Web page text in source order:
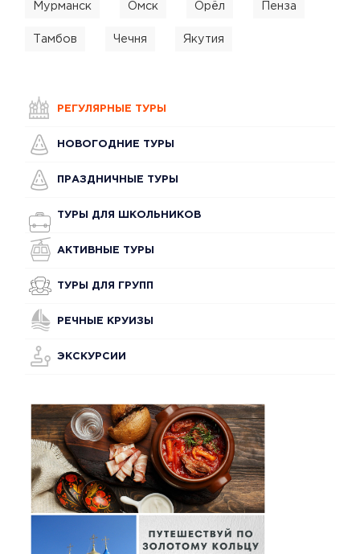
Мурманск Омск Орёл Пенза
Тамбов Чечня Якутия
РЕГУЛЯРНЫЕ ТУРЫ
НОВОГОДНИЕ ТУРЫ
ПРАЗДНИЧНЫЕ ТУРЫ
ТУРЫ ДЛЯ ШКОЛЬНИКОВ
АКТИВНЫЕ ТУРЫ
ТУРЫ ДЛЯ ГРУПП
РЕЧНЫЕ КРУИЗЫ
ЭКСКУРСИИ